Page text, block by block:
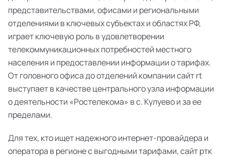
представительствами, офисами и региональными
отделениями в ключевых субъектах и областях РФ,
играет ключевую роль в удовлетворении
телекоммуникационных потребностей местного
населения и предоставлении информации о тарифах.
От головного офиса до отделений компании сайт rt
выступает в качестве центрального узла информации
о деятельности «Ростелекома» в с. Кулуево и за ее
пределами.
Для тех, кто ищет надежного интернет-провайдера и
оператора в регионе с выгодными тарифами, сайт ртк